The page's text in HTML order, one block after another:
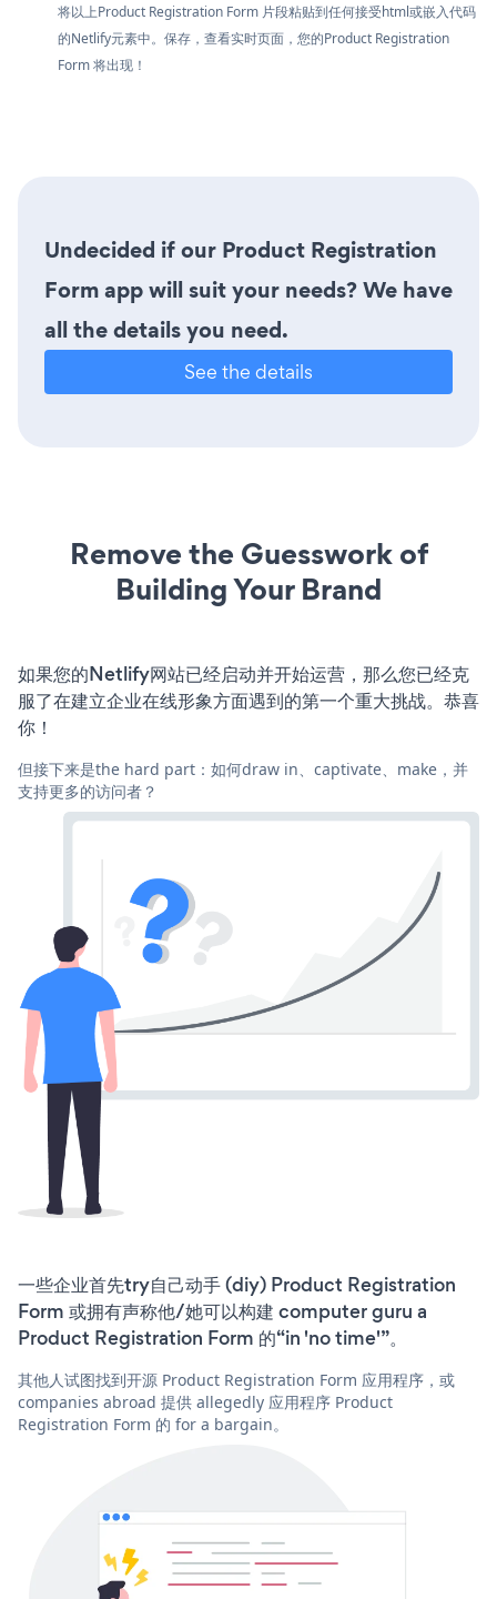
将以上Product Registration Form 片段粘贴到任何接受html或嵌入代码
的Netlify元素中。保存，查看实时页面，您的Product Registration
Form 将出现！
Undecided if our Product Registration
Form app will suit your needs? We have
all the details you need.
See the details
Remove the Guesswork of
Building Your Brand
如果您的Netlify网站已经启动并开始运营，那么您已经克
服了在建立企业在线形象方面遇到的第一个重大挑战。恭喜
你！
但接下来是the hard part：如何draw in、captivate、make，并
支持更多的访问者？
一些企业首先try自己动手 (diy) Product Registration
Form 或拥有声称他/她可以构建 computer guru a
Product Registration Form 的“in 'no time'”。
其他人试图找到开源 Product Registration Form 应用程序，或
companies abroad 提供 allegedly 应用程序 Product
Registration Form 的 for a bargain。